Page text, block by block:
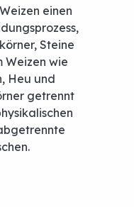
einen
Steine
Weizen wie
Heu und
getrennt